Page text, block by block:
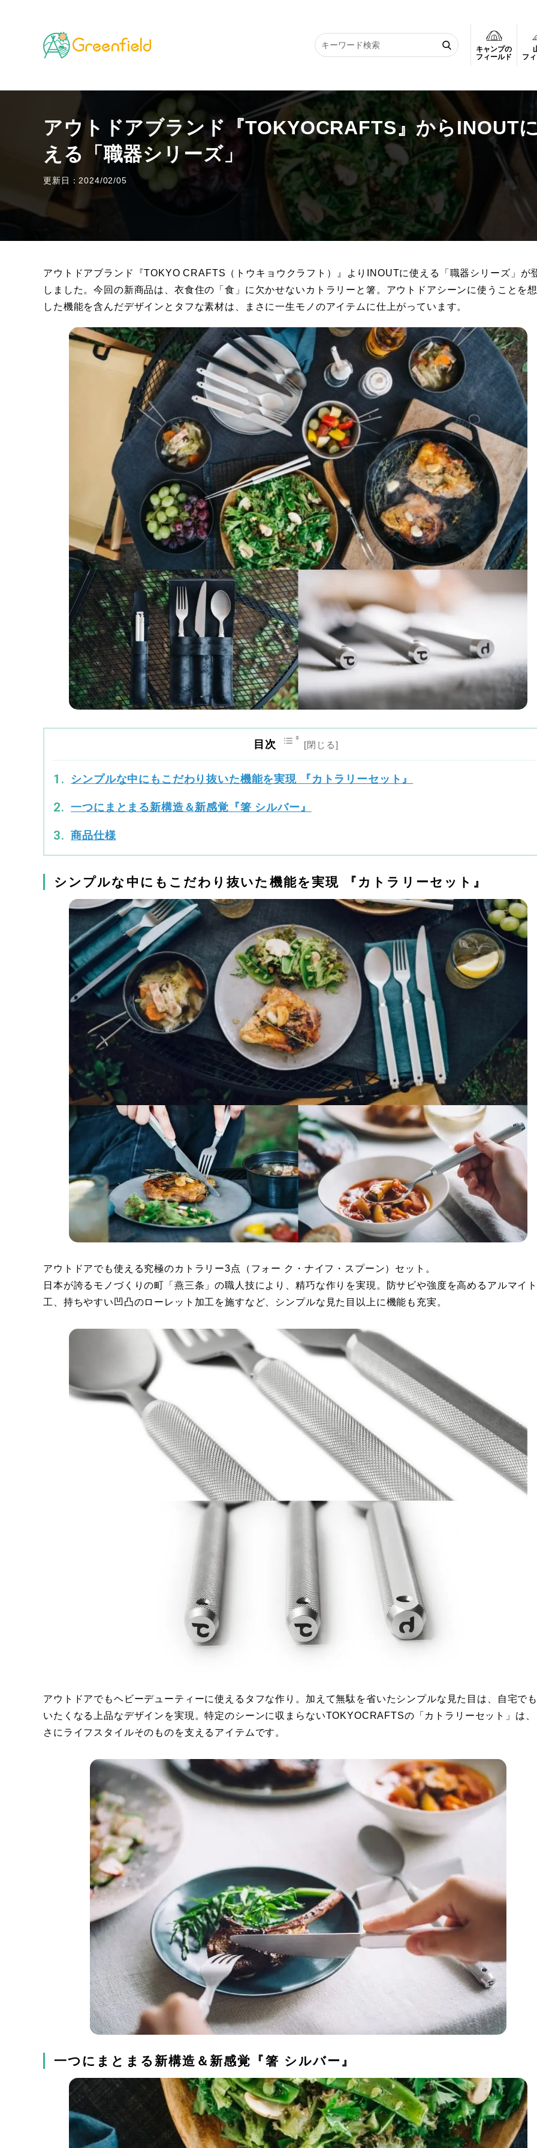
キャンプの
フィールド
フ
TOP キャンプのフィールド アウトドアブランド『TOKYOCRAFTS』からINOUTに使える「職器シリーズ」
アウトドアブランド『TOKYOCRAFTS』からINOUT
える「職器シリーズ」
更新日：2024/02/05
アウトドアブランド『TOKYO CRAFTS（トウキョウクラフト）』よりINOUTに使える「職器シリーズ」が
しました。今回の新商品は、衣食住の「食」に欠かせないカトラリーと箸。アウトドアシーンに使うことを
した機能を含んだデザインとタフな素材は、まさに一生モノのアイテムに仕上がっています。
目次
シンプルな中にもこだわり抜いた機能を実現 『カトラリーセット』
一つにまとまる新構造＆新感覚『箸 シルバー』
商品仕様
シンプルな中にもこだわり抜いた機能を実現 『カトラリーセット』
アウトドアでも使える究極のカトラリー3点（フォー ク・ナイフ・スプーン）セット。
日本が誇るモノづくりの町「燕三条」の職人技により、精巧な作りを実現。防サビや強度を高めるアルマイ
工、持ちやすい凹凸のローレット加工を施すなど、シンプルな見た目以上に機能も充実。
アウトドアでもヘビーデューティーに使えるタフな作り。加えて無駄を省いたシンプルな見た目は、自宅で
いたくなる上品なデザインを実現。特定のシーンに収まらないTOKYOCRAFTSの「カトラリーセット」は
さにライフスタイルそのものを支えるアイテムです。
一つにまとまる新構造＆新感覚『箸 シルバー』